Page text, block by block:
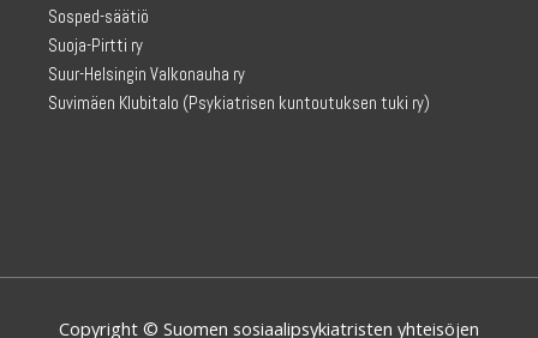
Sosped-säätiö
Suoja-Pirtti ry
Suur-Helsingin Valkonauha ry
Suvimäen Klubitalo (Psykiatrisen kuntoutuksen tuki ry)
Copyright © Suomen sosiaalipsykiatristen yhteisöjen